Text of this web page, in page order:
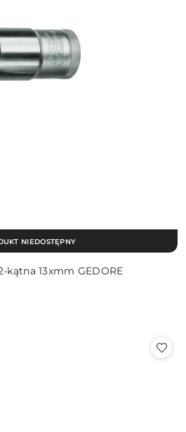
kątna 13xmm GEDORE
NIEDOSTĘPNY